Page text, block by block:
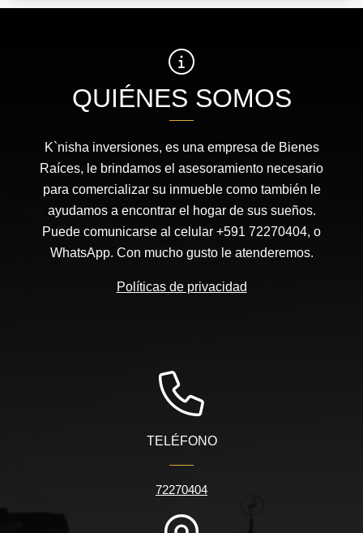
QUIÉNES SOMOS
K`nisha inversiones, es una empresa de Bienes
Raíces, le brindamos el asesoramiento necesario
para comercializar su inmueble como también le
ayudamos a encontrar el hogar de sus sueños.
Puede comunicarse al celular +591 72270404, o
WhatsApp. Con mucho gusto le atenderemos.
Políticas de privacidad
TELÉFONO
72270404